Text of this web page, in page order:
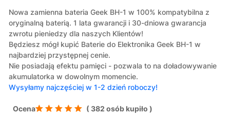
Nowa zamienna bateria Geek BH-1 w 100% kompatybilna z
oryginalną baterią. 1 lata gwarancji i 30-dniowa gwarancja
zwrotu pieniedzy dla naszych Klientów!
Będziesz mógł kupić Baterie do Elektronika Geek BH-1 w
najbardziej przystępnej cenie.
Nie posiadają efektu pamięci - pozwala to na doładowywanie
akumulatorka w dowolnym momencie.
Wysyłamy najczęściej w 1-2 dzień roboczy!
Ocena ( 382 osób kupiło )